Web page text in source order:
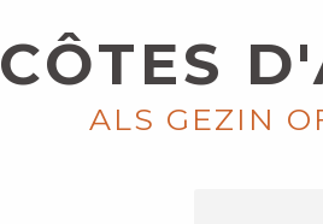
CÔTES
ALS GEZIN